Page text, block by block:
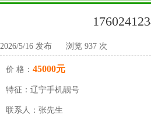
2026/5/16 发布 浏览 937 次
价 格： 45000元
特征： 辽宁手机靓号
联系人： 张先生